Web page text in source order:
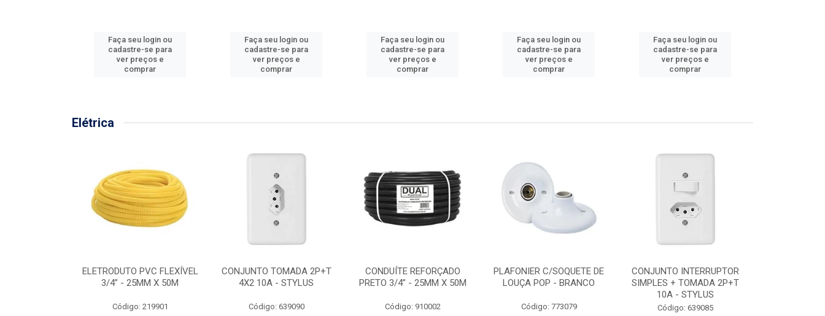
Faça seu login ou
cadastre-se para
ver preços e
comprar
Faça seu login ou
cadastre-se para
ver preços e
comprar
Faça seu login ou
cadastre-se para
ver preços e
comprar
Faça seu login ou
cadastre-se para
ver preços e
comprar
Faça seu login ou
cadastre-se para
ver preços e
comprar
Elétrica
ELETRODUTO PVC FLEXÍVEL
3/4” - 25MM X 50M
Código: 219901
CONJUNTO TOMADA 2P+T
4X2 10A - STYLUS
Código: 639090
CONDUÍTE REFORÇADO
PRETO 3/4” - 25MM X 50M
Código: 910002
PLAFONIER C/SOQUETE DE
LOUÇA POP - BRANCO
Código: 773079
CONJUNTO INTERRUPTOR
SIMPLES + TOMADA 2P+T
10A - STYLUS
Código: 639085